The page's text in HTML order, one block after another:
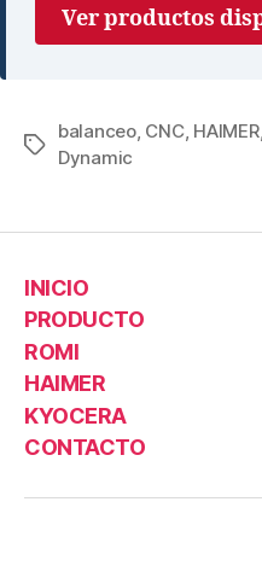
Ver productos
balanceo, CNC, HAIMER,
Dynamic
INICIO
PRODUCTO
ROMI
HAIMER
KYOCERA
CONTACTO